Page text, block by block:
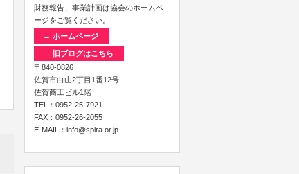
財務報告、事業計画は協会のホームペ
ージをご覧ください。
→ ホームページ
→ 旧ブログはこちら
〒840-0826
佐賀市白山2丁目1番12号
佐賀商工ビル1階
TEL：0952-25-7921
FAX：0952-26-2055
E-MAIL：info@spira.or.jp